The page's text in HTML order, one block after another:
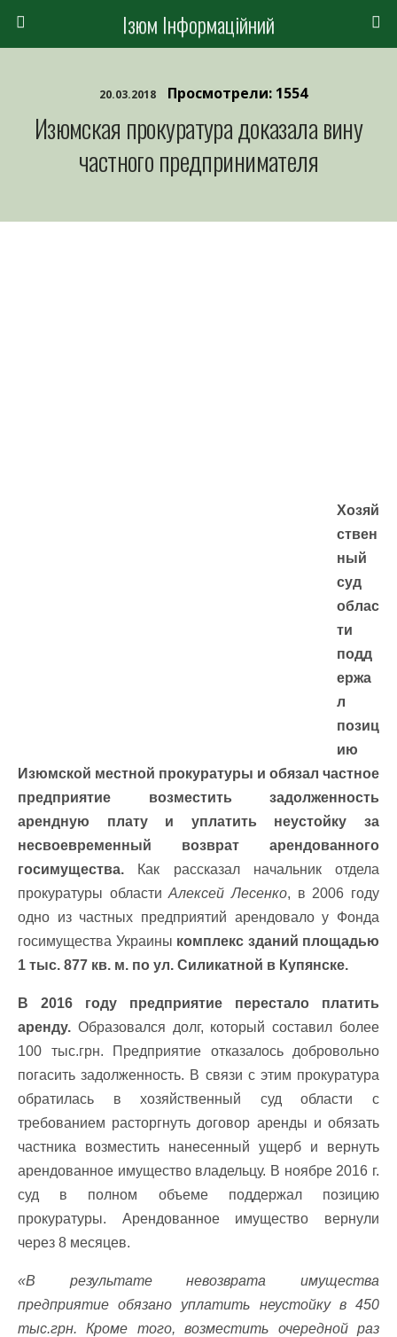
Ізюм Інформаційний
20.03.2018 Просмотрели: 1554
Изюмская прокуратура доказала вину
частного предпринимателя
Хозяй
ствен
ный
суд
облас
ти
подд
ержа
л
позиц
ию
Изюмской местной прокуратуры и обязал частное
предприятие возместить задолженность
арендную плату и уплатить неустойку за
несвоевременный возврат арендованного
госимущества.
Как рассказал начальник отдела
прокуратуры областиАлексей Лесенко, в 2006 году
одно из частных предприятий арендовало у Фонда
госимущества Украины комплекс зданий площадью
1 тыс. 877 кв. м. по ул. Силикатной в Купянске.
В 2016 году предприятие перестало платить
аренду. Образовался долг, который составил более
100 тыс.грн. Предприятие отказалось добровольно
погасить задолженность. В связи с этим прокуратура
обратилась в хозяйственный суд области с
требованием расторгнуть договор аренды и обязать
частника возместить нанесенный ущерб и вернуть
арендованное имущество владельцу. В ноябре 2016 г.
суд в полном объеме поддержал позицию
прокуратуры. Арендованное имущество вернули
через 8 месяцев.
«В результате невозврата имущества
предприятие обязано уплатить неустойку в 450
тыс.грн. Кроме того, возместить очередной раз